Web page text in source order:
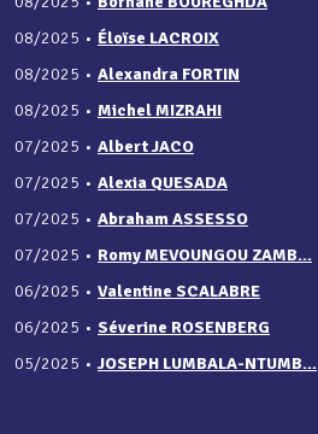
08/2025 • Éloïse LACROIX
08/2025 • Alexandra FORTIN
08/2025 • Michel MIZRAHI
07/2025 • Albert JACO
07/2025 • Alexia QUESADA
07/2025 • Abraham ASSESSO
07/2025 • Romy MEVOUNGOU ZAMB...
06/2025 • Valentine SCALABRE
06/2025 • Séverine ROSENBERG
05/2025 • JOSEPH LUMBALA-NTUMB...